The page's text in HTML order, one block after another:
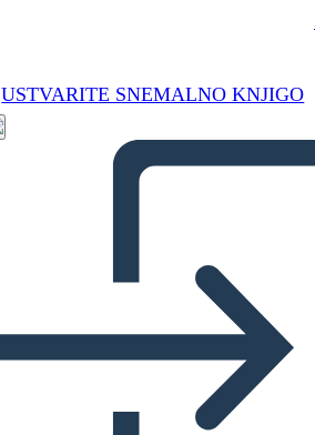
USTVARITE SNEMALNO KNJIGO